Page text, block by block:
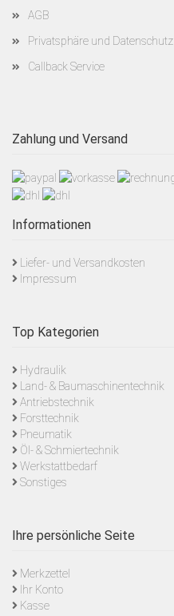
AGB
Privatsphäre und Datenschutz
Callback Service
Zahlung und Versand
Informationen
Liefer- und Versandkosten
Impressum
Top Kategorien
Hydraulik
Land- & Baumaschinentechnik
Antriebstechnik
Forsttechnik
Pneumatik
Öl- & Schmiertechnik
Werkstattbedarf
Sonstiges
Ihre persönliche Seite
Merkzettel
Ihr Konto
Kasse